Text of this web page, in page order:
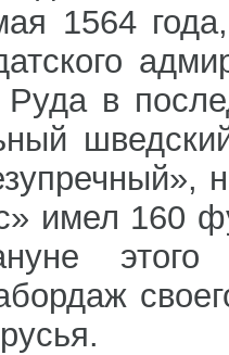
1564
в
имел 160